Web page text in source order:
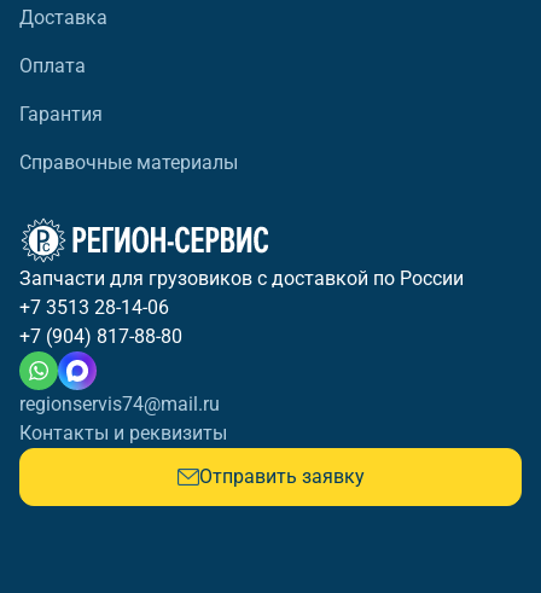
Доставка
Оплата
Гарантия
Справочные материалы
Запчасти для грузовиков с доставкой по России
+7 3513 28-14-06
+7 (904) 817-88-80
regionservis74@mail.ru
Контакты и реквизиты
Отправить заявку